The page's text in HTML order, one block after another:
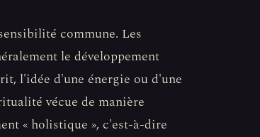
commune. Les
le développement
l'idée d'une énergie ou d'une
vécue de manière
« holistique », c'est-à-dire